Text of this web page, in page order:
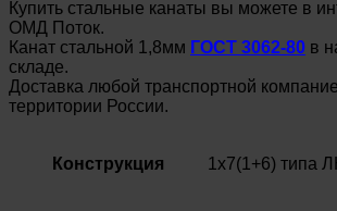
Купить стальные канаты вы можете в
ОМД Поток.
Канат стальной 1,8мм ГОСТ 3062-80 в
складе.
Доставка любой транспортной
территории России.
Конструкция 1х7(1+6) типа